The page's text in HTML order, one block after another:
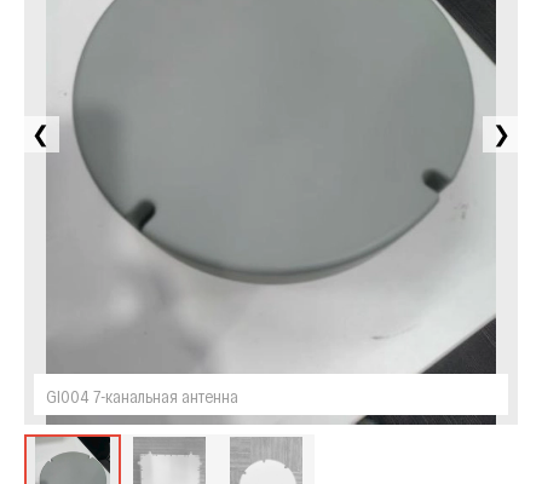
❮
GI004 7-канальная антенна
❯